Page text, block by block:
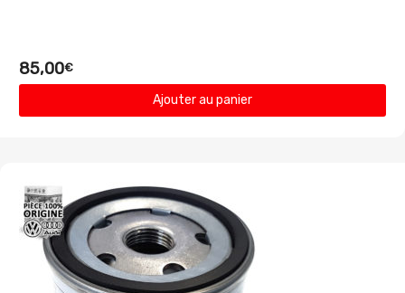
85,00€
Ajouter au panier